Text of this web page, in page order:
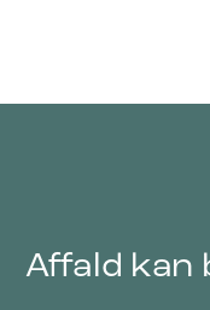
Affald kan